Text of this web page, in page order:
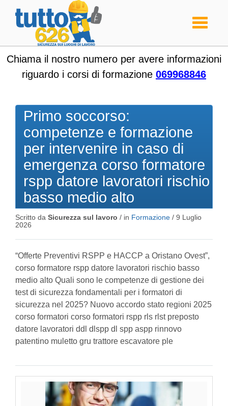
Toggle
Chiama il nostro numero per avere informazioni
riguardo i corsi di formazione 069968846
Primo soccorso:
competenze e formazione
per intervenire in caso di
emergenza corso formatore
rspp datore lavoratori rischio
basso medio alto
Scritto da Sicurezza sul lavoro / in Formazione / 9 Luglio
2026
“Offerte Preventivi RSPP e HACCP a Oristano Ovest”,
corso formatore rspp datore lavoratori rischio basso
medio alto Quali sono le competenze di gestione dei
test di sicurezza fondamentali per i formatori di
sicurezza nel 2025? Nuovo accordo stato regioni 2025
corso formatori corso formatori rspp rls rlst preposto
datore lavoratori ddl dlspp dl spp aspp rinnovo
patentino muletto gru trattore escavatore ple